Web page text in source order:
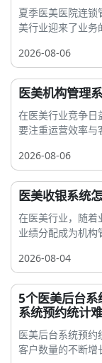
夏季医美医院连
美行业迎来了业务
2026-08-06
医美机构管理
在医美行业竞争日
要注重运营效率与
2026-08-06
医美收银系统
在医美行业，随着
业绩分配成为机构
2026-08-04
5个医美后台系
系统预约统计
医美后台系统预
客户数量的不断增